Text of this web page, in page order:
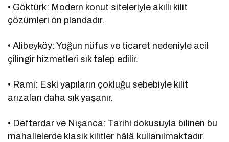
• Göktürk: Modern konut siteleriyle akıllı kilit
çözümleri ön plandadır.
• Alibeyköy: Yoğun nüfus ve ticaret nedeniyle acil
çilingir hizmetleri sık talep edilir.
• Rami: Eski yapıların çokluğu sebebiyle kilit
arızaları daha sık yaşanır.
• Defterdar ve Nişanca: Tarihi dokusuyla bilinen bu
mahallelerde klasik kilitler hâlâ kullanılmaktadır.